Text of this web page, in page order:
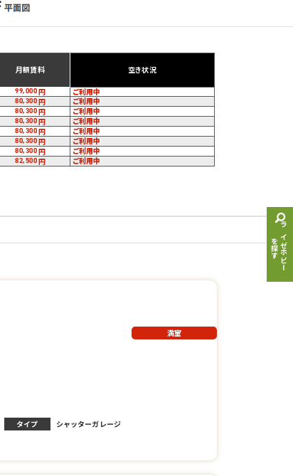
月額賃料 空き状況
99,000円 ご利用中
80,300円 ご利用中
80,300円 ご利用中
80,300円 ご利用中
80,300円 ご利用中
80,300円 ご利用中
80,300円 ご利用中
82,500円 ご利用中
満室
タイプ シャッターガレージ
ライゼホビー
を探す